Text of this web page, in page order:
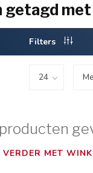
getagd
Filters
VERDER MET